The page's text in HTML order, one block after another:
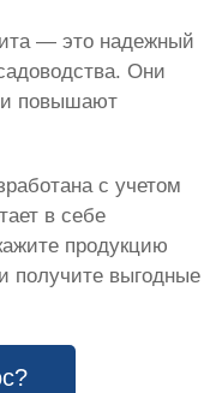
— это надежный
Они
и повышают
с учетом
в себе
продукцию
и получите выгодные